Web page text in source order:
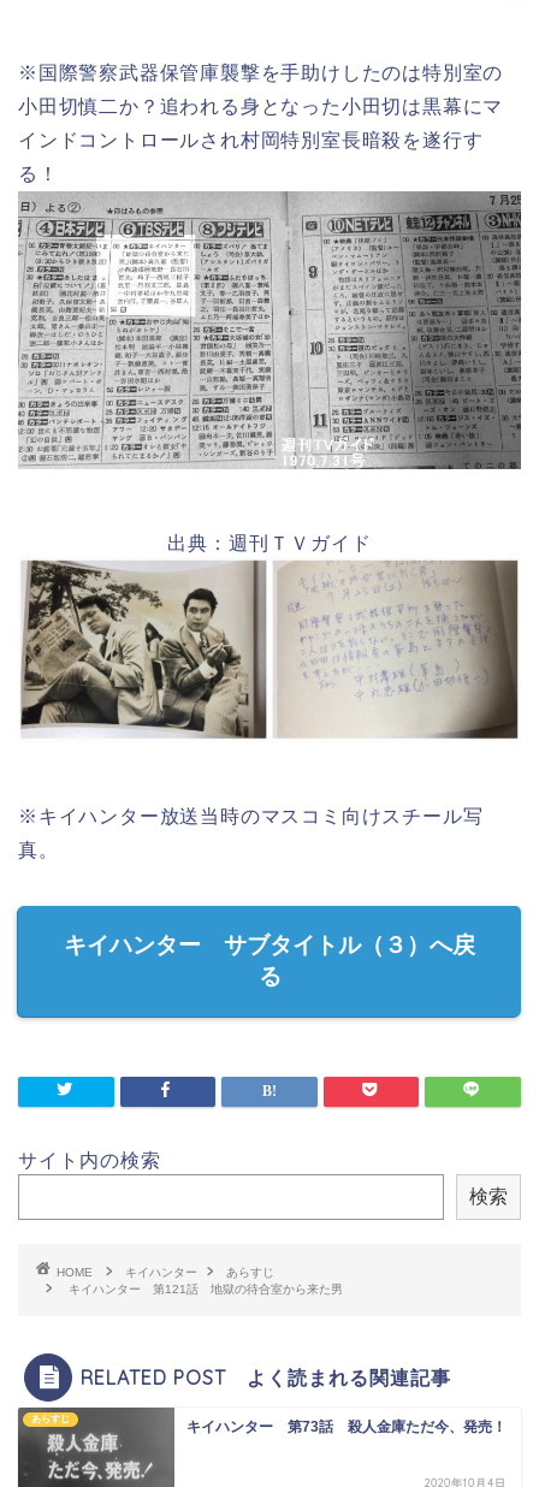
※国際警察武器保管庫襲撃を手助けしたのは特別室の
小田切慎二か？追われる身となった小田切は黒幕にマ
インドコントロールされ村岡特別室長暗殺を遂行す
る！
出典：週刊ＴＶガイド
※キイハンター放送当時のマスコミ向けスチール写
真。
キイハンター サブタイトル（３）へ戻
る
サイト内の検索
検索
HOME キイハンター
あらすじ
キイハンター 第121話 地獄の待合室から来た男
RELATED POST よく読まれる関連記事
あらすじ キイハンター 第73話 殺人金庫ただ今、発売！
2020年10月4日